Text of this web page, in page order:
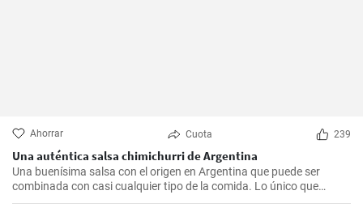
Ahorrar Cuota 239
Una auténtica salsa chimichurri de Argentina
Una buenísima salsa con el origen en Argentina que puede ser
combinada con casi cualquier tipo de la comida. Lo único que
debería hacer es seguir la receta presente.